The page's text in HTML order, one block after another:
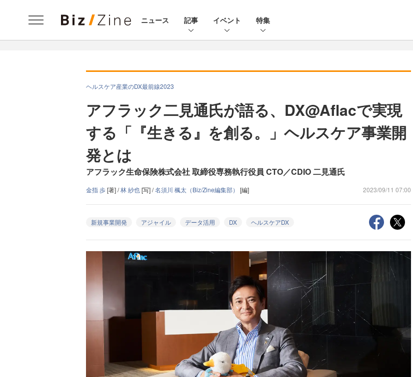
ニュース 記事 イベント 特集
ヘルスケア産業のDX最前線2023
アフラック二見通氏が語る、DX@Aflacで実現
する「『生きる』を創る。」ヘルスケア事業開
発とは
アフラック生命保険株式会社 取締役専務執行役員 CTO／CDIO 二見通氏
金指 歩[著] /林 紗也[写] /名須川 楓太（Biz/Zine編集部） [編] 2023/09/11 07:00
新規事業開発 アジャイル データ活用 DX ヘルスケアDX